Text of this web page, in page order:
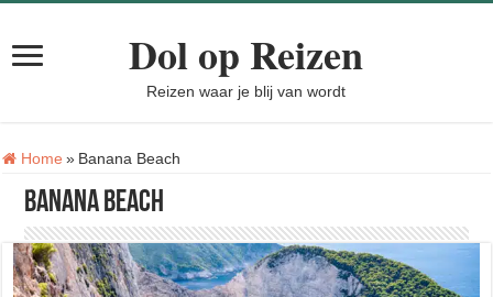
Dol op Reizen
Reizen waar je blij van wordt
Home » Tag:
Banana Beach
Banana Beach